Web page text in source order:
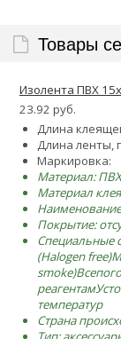
Товары
Изолента ПВХ
23.92 руб.
Длина
Длина ленты,
Маркировка:
Материал: ПВХ
Материал
Покрытие:
Специальные
(Halogen free)
smoke)
реагентам
температур
Страна